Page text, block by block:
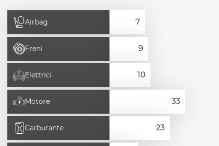
Airbag
Freni
Elettrici
Motore
Carburante